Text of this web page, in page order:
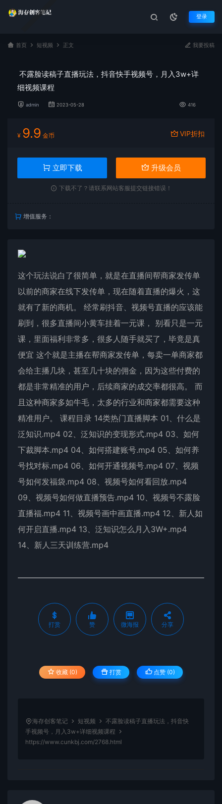
登录
首页 短视频 正文 我要投稿
不露脸读稿子直播玩法，抖音快手视频号，月入3w+详
细视频课程
admin 2023-05-28 416
¥ 9.9 金币 VIP折扣
立即下载 升级会员
下载不了？请联系网站客服提交链接错误！
增值服务：
这个玩法说白了很简单，就是在直播间帮商家发传单
以前的商家在线下发传单，现在随着直播的爆火，这
就有了新的商机。 经常刷抖音、视频号直播的应该能
刷到，很多直播间小黄车挂着一元课， 别看只是一元
课，里面福利非常多，很多人随手就买了，毕竟是真
便宜 这个就是主播在帮商家发传单，每卖一单商家都
会给主播几块，甚至几十块的佣金，因为这些付费的
都是非常精准的用户，后续商家的成交率都很高。 而
且这种商家多如牛毛，太多的行业和商家都需要这种
精准用户。 课程目录 14类热门直播脚本 01、什么是
泛知识.mp4 02、泛知识的变现形式.mp4 03、如何
下裁脚本.mp4 04、如何搭建账号.mp4 05、如何养
号找对标.mp4 06、如何开通视频号.mp4 07、视频
号如何发福袋.mp4 08、视频号如何看回放.mp4
09、视频号如何做直播预告.mp4 10、视频号不露脸
直播福.mp4 11、视频号画中画直播.mp4 12、新人如
何开启直播.mp4 13、泛知识怎么月入3W+.mp4
14、新人三天训练营.mp4
打赏 赞 微海报 分享
收藏 (0) 打赏 点赞 (0)
海存创客笔记 短视频
不露脸读稿子直播玩法，抖音快
手视频号，月入3w+详细视频课程
https://www.cunkbj.com/2768.html